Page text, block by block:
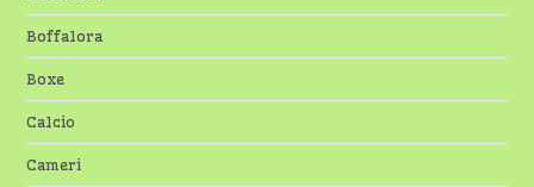
Boffalora
Boxe
Calcio
Cameri